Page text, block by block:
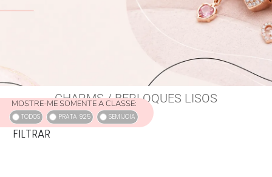
CHARMS / BERLOQUES LISOS
MOSTRE-ME SOMENTE A CLASSE:
TODOS PRATA 925 SEMIJOIA
FILTRAR